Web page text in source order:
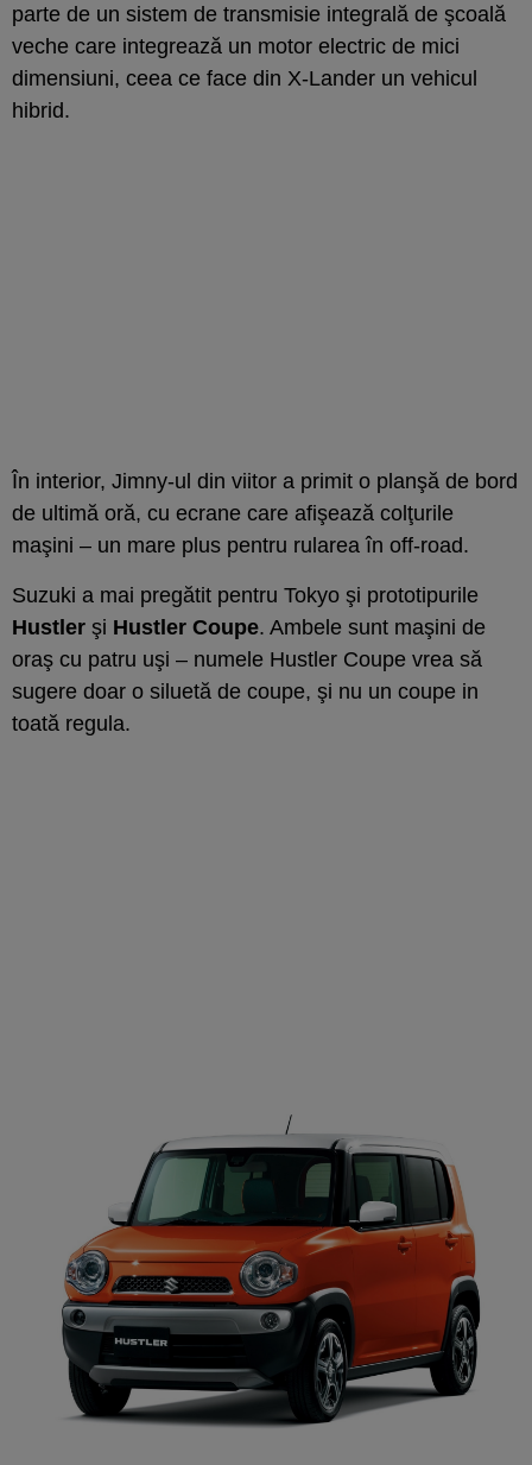
parte de un sistem de transmisie integrală de şcoală
veche care integrează un motor electric de mici
dimensiuni, ceea ce face din X-Lander un vehicul
hibrid.
În interior, Jimny-ul din viitor a primit o planşă de bord
de ultimă oră, cu ecrane care afişează colţurile
maşini – un mare plus pentru rularea în off-road.
Suzuki a mai pregătit pentru Tokyo şi prototipurile
Hustler şi Hustler Coupe. Ambele sunt maşini de
oraş cu patru uşi – numele Hustler Coupe vrea să
sugere doar o siluetă de coupe, şi nu un coupe in
toată regula.